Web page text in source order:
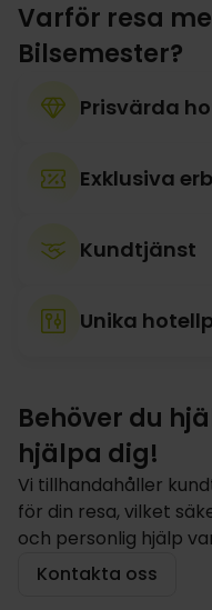
Varför resa
Bilsemester?
Prisvärda
Exklusiva
Kundtjänst
Unika
Behöver du
hjälpa dig!
Vi tillhandahåller
för din resa, vilket
och personlig hjälp
Kontakta oss